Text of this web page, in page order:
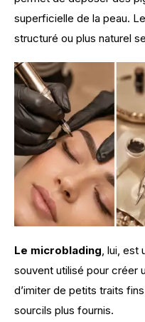
superficielle de la peau.
structuré ou plus naturel
Le microblading , lui,
souvent utilisé pour créer
d’imiter de petits traits
sourcils plus fournis.